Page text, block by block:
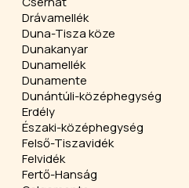
Drávamellék
Duna-Tisza köze
Dunakanyar
Dunamellék
Dunamente
Dunántúli-középhegység
Erdély
Északi-középhegység
Felső-Tiszavidék
Felvidék
Fertő-Hanság